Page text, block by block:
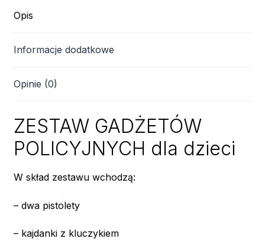
Opis
Informacje dodatkowe
Opinie (0)
ZESTAW GADŻETÓW
POLICYJNYCH dla dzieci
W skład zestawu wchodzą:
– dwa pistolety
– kajdanki z kluczykiem